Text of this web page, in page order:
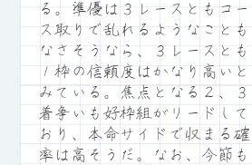
る。準優は３レースともコー
ス取りで乱れるようなことも
なさそうなら、３レースとも
１枠の信頼度はかなり高いと
みている。焦点となる２、３
着争いも好枠組がリードして
おり、本命サイドで収まる確
率は高そうだ。なお、今節も